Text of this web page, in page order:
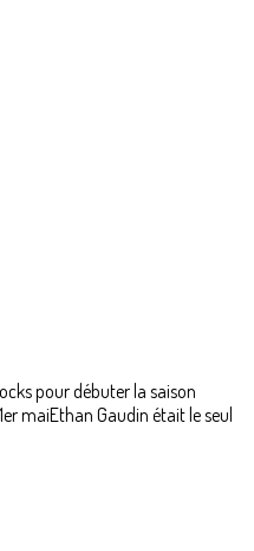
pour débuter la saison
maiEthan Gaudin était le seul